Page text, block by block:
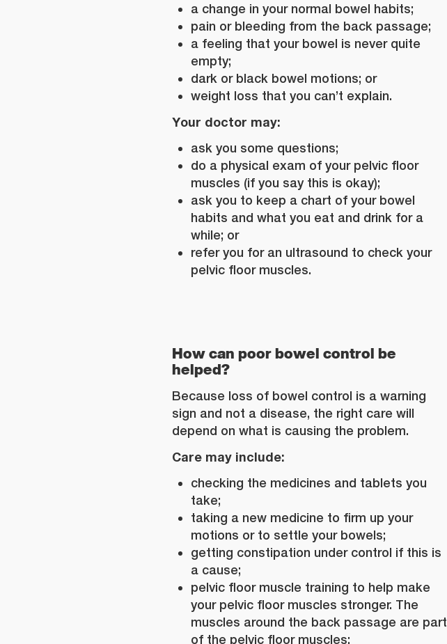
a change in your normal bowel habits;
pain or bleeding from the back passage;
a feeling that your bowel is never quite
empty;
dark or black bowel motions; or
weight loss that you can’t explain.
Your doctor may:
ask you some questions;
do a physical exam of your pelvic floor
muscles (if you say this is okay);
ask you to keep a chart of your bowel
habits and what you eat and drink for a
while; or
refer you for an ultrasound to check your
pelvic floor muscles.
How can poor bowel control be
helped?
Because loss of bowel control is a warning
sign and not a disease, the right care will
depend on what is causing the problem.
Care may include:
checking the medicines and tablets you
take;
taking a new medicine to firm up your
motions or to settle your bowels;
getting constipation under control if this is
a cause;
pelvic floor muscle training to help make
your pelvic floor muscles stronger. The
muscles around the back passage are part
of the pelvic floor muscles;